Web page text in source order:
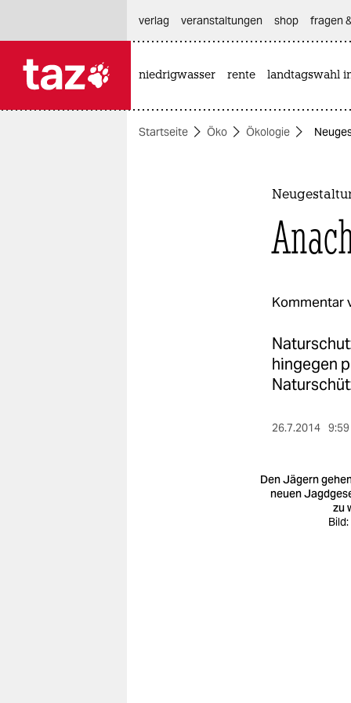
themen
verlag
veranstaltungen shop fragen
niedrigwasser rente landtagswahl
Startseite Öko Ökologie
Kommentar
hingegen
26.7.2014
Den Jägern
neuen
zu